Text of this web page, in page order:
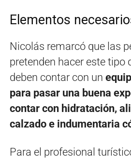
Elementos
Nicolás remarcó que las
pretenden hacer este tipo
deben contar con un
para pasar una buena
contar con hidratación,
calzado e indumentaria
Para el profesional